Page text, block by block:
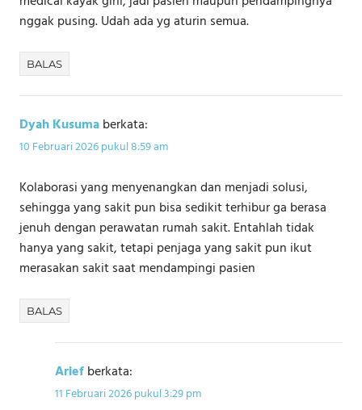
nggak pusing. Udah ada yg aturin semua.
BALAS
Dyah Kusumaberkata:
10 Februari 2026 pukul 8:59 am
Kolaborasi yang menyenangkan dan menjadi solusi,
sehingga yang sakit pun bisa sedikit terhibur ga berasa
jenuh dengan perawatan rumah sakit. Entahlah tidak
hanya yang sakit, tetapi penjaga yang sakit pun ikut
merasakan sakit saat mendampingi pasien
BALAS
Ariefberkata:
11 Februari 2026 pukul 3:29 pm